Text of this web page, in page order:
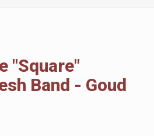
"Square"
Band - Goud